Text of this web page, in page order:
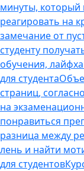
минуты, который
реагировать на
замечание от
студенту
обучения,
для студента
страниц,
на
понравиться
разница между
лень и найти
для студентов